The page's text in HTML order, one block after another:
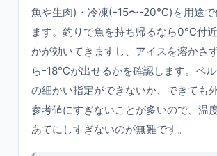
魚や生肉)・冷凍(-15〜-20℃)を用途で
ます。釣りで魚を持ち帰るなら0℃付
かが効いてきますし、アイスを溶かさ
ら-18℃が出せるかを確認します。ペ
の細かい指定ができないか、できても
参考値にすぎないことが多いので、温
あてにしすぎないのが無難です。